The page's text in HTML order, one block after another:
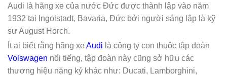
Audi là hãng xe của nước Đức được thành lập vào năm
1932 tại Ingolstadt, Bavaria, Đức bởi người sáng lập là kỹ
sư August Horch.
Ít ai biết rằng hãng xe Audi là công ty con thuộc tập đoàn
Volswagen nổi tiếng, tập đoàn này cũng sở hữu các
thương hiệu nặng ký khác như: Ducati, Lamborghini,